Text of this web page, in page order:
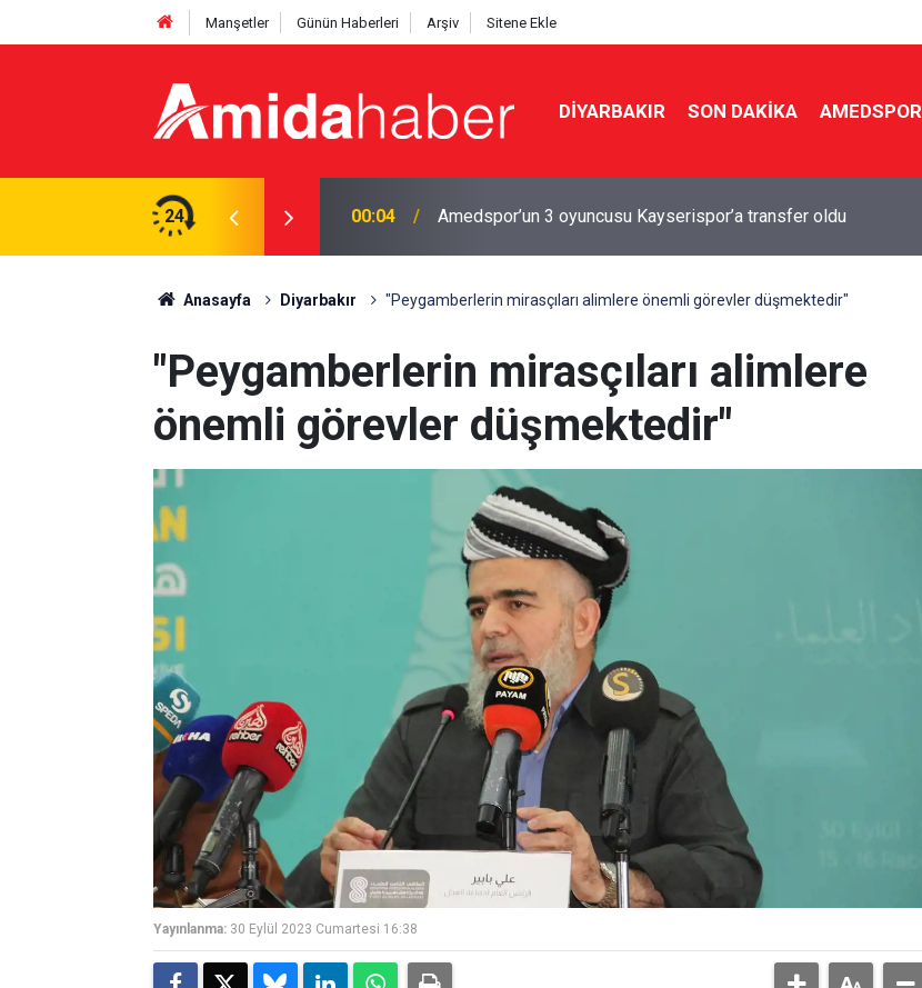
Manşetler Günün Haberleri Arşiv Sitene Ekle
DIYARBAKIR SON DAKIKA AMEDSPOR
24
transfer oldu 23:48 Daniel Moreno Amedspor’a veda etti: ‘Başım dik ayrılıyorum’
Anasayfa Diyarbakır "Peygamberlerin mirasçıları alimlere önemli görevler düşmektedir"
"Peygamberlerin mirasçıları alimlere
önemli görevler düşmektedir"
Yayınlanma: 30 Eylül 2023 Cumartesi 16:38